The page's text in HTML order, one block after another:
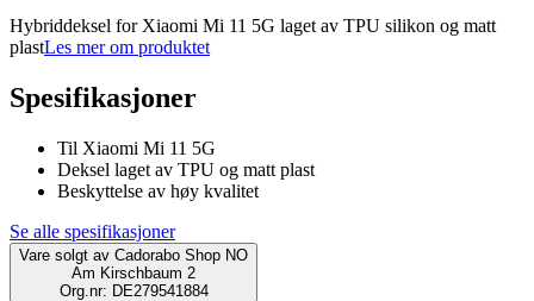
Hybriddeksel for Xiaomi Mi 11 5G laget av TPU silikon og matt
plastLes mer om produktet
Spesifikasjoner
Til Xiaomi Mi 11 5G
Deksel laget av TPU og matt plast
Beskyttelse av høy kvalitet
Se alle spesifikasjoner
Vare solgt av Cadorabo Shop NO
Am Kirschbaum 2
Org.nr: DE279541884